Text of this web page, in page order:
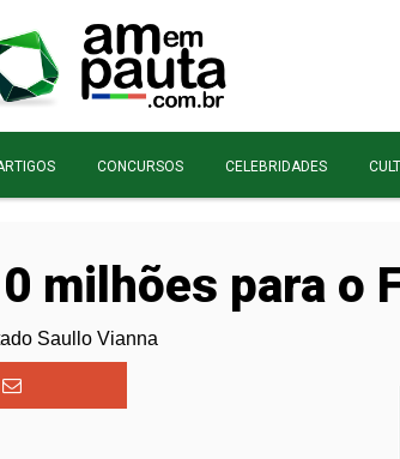
CONCURSOS CELEBRIDADES
milhões para o
Saullo Vianna